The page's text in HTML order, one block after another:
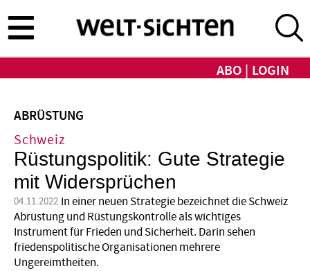
zum
Inhalt
ABO LOGIN
ABRÜSTUNG
Schweiz
Rüstungspolitik: Gute Strategie
mit Widersprüchen
04.11.2022 In einer neuen Strategie bezeichnet die Schweiz
Abrüstung und Rüstungskontrolle als wichtiges
Instrument für Frieden und Sicherheit. Darin sehen
friedenspolitische Organisationen mehrere
Ungereimtheiten.